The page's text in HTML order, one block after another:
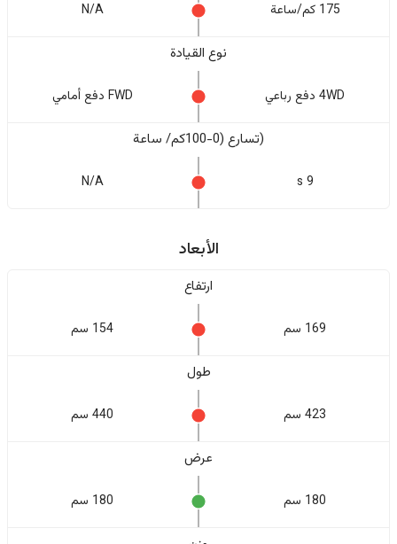
175 كم/ساعة N/A
نوع القيادة
4WD دفع رباعي FWD دفع أمامي
(تسارع (0-100كم/ ساعة
9 s
N/A
الأبعاد
ارتفاع
169 سم 154 سم
طول
423 سم 440 سم
عرض
180 سم 180 سم